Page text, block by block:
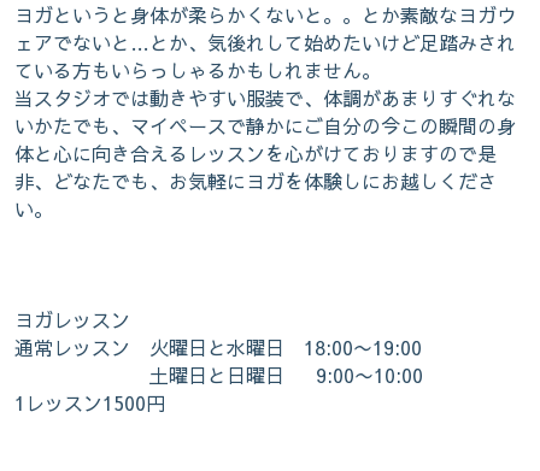
ヨガというと身体が柔らかくないと。。とか素敵なヨガウ
ェアでないと…とか、気後れして始めたいけど足踏みされ
ている方もいらっしゃるかもしれません。
当スタジオでは動きやすい服装で、体調があまりすぐれな
いかたでも、マイペースで静かにご自分の今この瞬間の身
体と心に向き合えるレッスンを心がけておりますので是
非、どなたでも、お気軽にヨガを体験しにお越しくださ
い。
ヨガレッスン
通常レッスン 火曜日と水曜日 18:00〜19:00
土曜日と日曜日 9:00〜10:00
1レッスン1500円